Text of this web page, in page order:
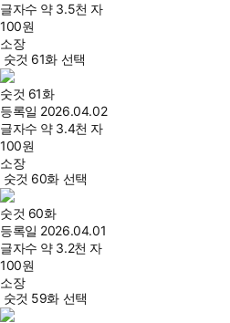
글자수 약 3.5천 자
100원
소장
숫것 61화 선택
숫것 61화
등록일 2026.04.02
글자수 약 3.4천 자
100원
소장
숫것 60화 선택
숫것 60화
등록일 2026.04.01
글자수 약 3.2천 자
100원
소장
숫것 59화 선택